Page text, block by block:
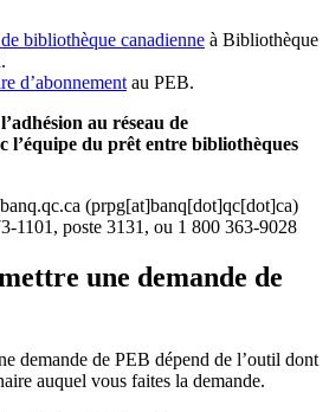
bibliothèque canadienne à Bibliothèque
d’abonnement au PEB.
au réseau de
l’équipe du prêt entre bibliothèques
banq.qc.ca (prpg[at]banq[dot]qc[dot]ca)
1101, poste 3131, ou 1 800 363-9028
une demande de
demande de PEB dépend de l’outil dont
auquel vous faites la demande.